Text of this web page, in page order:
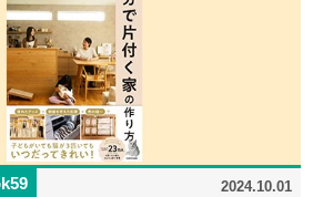
2024.10.01